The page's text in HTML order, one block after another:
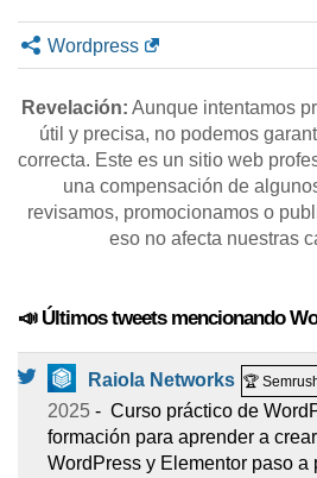
Wordpress
Revelación: Aunque intentamos
útil y precisa, no podemos
correcta. Este es un sitio web
una compensación de
revisamos, promocionamos o
eso no afecta nuestras
📣 Últimos tweets mencionando
Raiola Networks 🏆
2025 - ‍ Curso práctico de
formación para aprender a
WordPress y Elementor paso a